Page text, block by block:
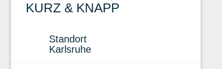
KURZ & KNAPP
Standort
Karlsruhe